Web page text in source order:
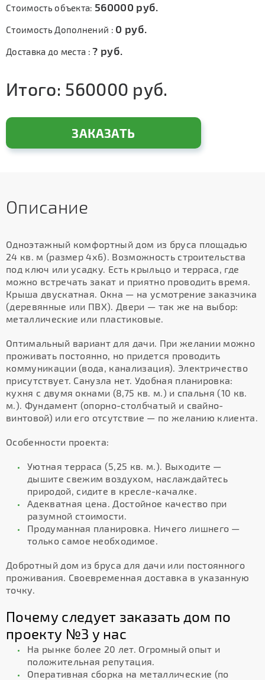
Стоимость объекта: 560000 руб.
Стоимость Дополнений : 0 руб.
Доставка до места :? руб.
Итого: 560000 руб.
ЗАКАЗАТЬ
Описание
Одноэтажный комфортный дом из бруса площадью
24 кв. м (размер 4х6). Возможность строительства
под ключ или усадку. Есть крыльцо и терраса, где
можно встречать закат и приятно проводить время.
Крыша двускатная. Окна — на усмотрение заказчика
(деревянные или ПВХ). Двери — так же на выбор:
металлические или пластиковые.
Оптимальный вариант для дачи. При желании можно
проживать постоянно, но придется проводить
коммуникации (вода, канализация). Электричество
присутствует. Санузла нет. Удобная планировка:
кухня с двумя окнами (8,75 кв. м.) и спальня (10 кв.
м.). Фундамент (опорно-столбчатый и свайно-
винтовой) или его отсутствие — по желанию клиента.
Особенности проекта:
Уютная терраса (5,25 кв. м.). Выходите —
дышите свежим воздухом, наслаждайтесь
природой, сидите в кресле-качалке.
Адекватная цена. Достойное качество при
разумной стоимости.
Продуманная планировка. Ничего лишнего —
только самое необходимое.
Добротный дом из бруса для дачи или постоянного
проживания. Своевременная доставка в указанную
точку.
Почему следует заказать дом по
проекту №3 у нас
На рынке более 20 лет. Огромный опыт и
положительная репутация.
Оперативная сборка на металлические (по